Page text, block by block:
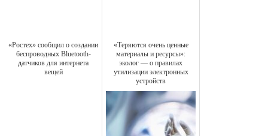
«Ростех» сообщил о создании
беспроводных Bluetooth-
датчиков для интернета
вещей
«Теряются очень ценные
материалы и ресурсы»:
эколог — о правилах
утилизации электронных
устройств